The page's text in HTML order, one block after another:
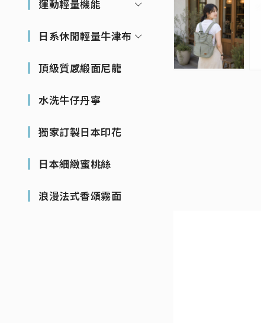
運動輕量機能
日系休閒輕量牛津布
頂級質感緞面尼龍
水洗牛仔丹寧
獨家訂製日本印花
日本細緻蜜桃絲
浪漫法式香頌霧面